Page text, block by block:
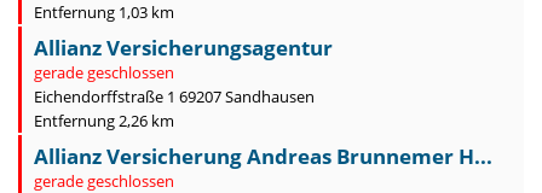
Entfernung 1,03 km
Allianz Versicherungsagentur
gerade geschlossen
Eichendorffstraße 1 69207 Sandhausen
Entfernung 2,26 km
Allianz Versicherung Andreas Brunnemer H...
gerade geschlossen